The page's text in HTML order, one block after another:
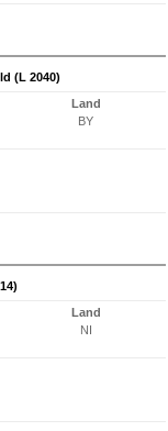
(L 2040)
Land
BY
Land
NI